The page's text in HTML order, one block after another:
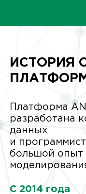
ИСТОРИЯ
Платформа
разработана
данных
и
большой опыт
С 2014 года